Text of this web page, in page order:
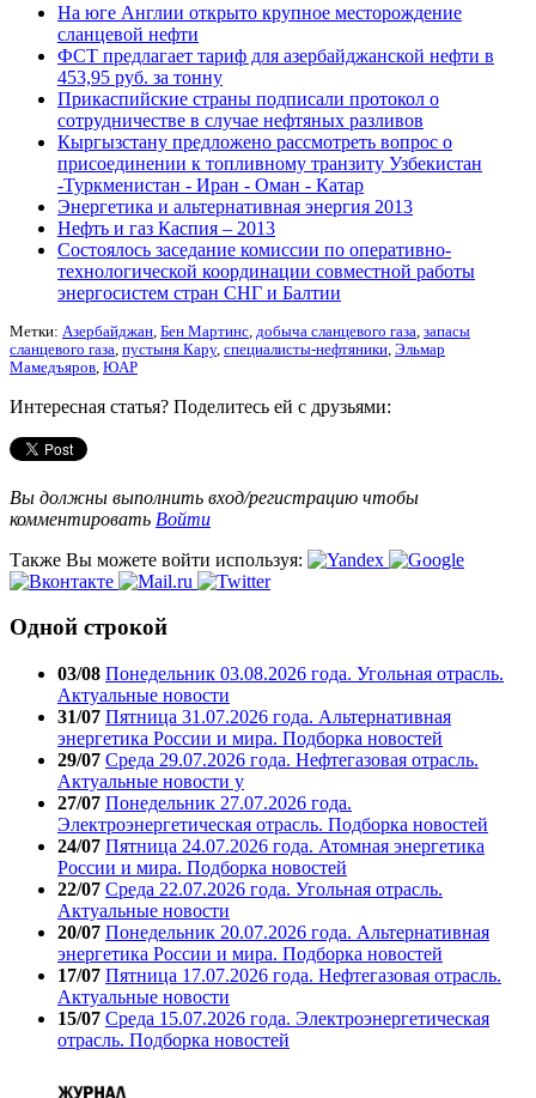
На юге Англии открыто крупное месторождение
сланцевой нефти
ФСТ предлагает тариф для азербайджанской нефти в
453,95 руб. за тонну
Прикаспийские страны подписали протокол о
сотрудничестве в случае нефтяных разливов
Кыргызстану предложено рассмотреть вопрос о
присоединении к топливному транзиту Узбекистан
-Туркменистан - Иран - Оман - Катар
Энергетика и альтернативная энергия 2013
Нефть и газ Каспия – 2013
Состоялось заседание комиссии по оперативно-
технологической координации совместной работы
энергосистем стран СНГ и Балтии
Метки: Азербайджан Бен Мартинс добыча сланцевого газа запасы
сланцевого газа пустыня Кару, специалисты-нефтяники Эльмар
Мамедъяров ЮАР
Интересная статья? Поделитесь ей с друзьями:
Вы должны выполнить вход/регистрацию чтобы
комментировать Войти
Также Вы можете войти используя:
Одной строкой
03/08 Понедельник 03.08.2026 года. Угольная отрасль.
Актуальные новости
31/07 Пятница 31.07.2026 года. Альтернативная
энергетика России и мира. Подборка новостей
29/07 Среда 29.07.2026 года. Нефтегазовая отрасль.
Актуальные новости у
27/07 Понедельник 27.07.2026 года.
Электроэнергетическая отрасль. Подборка новостей
24/07 Пятница 24.07.2026 года. Атомная энергетика
России и мира. Подборка новостей
22/07 Среда 22.07.2026 года. Угольная отрасль.
Актуальные новости
20/07 Понедельник 20.07.2026 года. Альтернативная
энергетика России и мира. Подборка новостей
17/07 Пятница 17.07.2026 года. Нефтегазовая отрасль.
Актуальные новости
15/07 Среда 15.07.2026 года. Электроэнергетическая
отрасль. Подборка новостей